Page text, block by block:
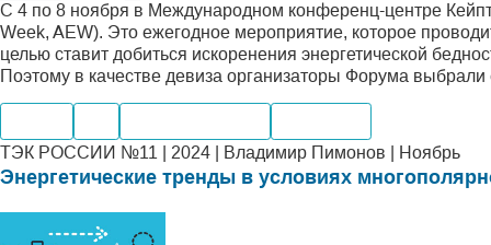
С 4 по 8 ноября в Международном конференц-центре
Week, AEW). Это ежегодное мероприятие, которое
целью ставит добиться искоренения энергетической
Поэтому в качестве девиза организаторы Форума
ТЭК РОССИИ №11 | 2024 | Владимир Пимонов | Ноябрь
Энергетические тренды в условиях